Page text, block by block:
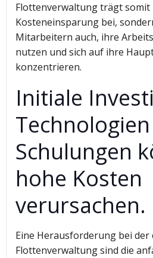
Flottenverwaltung trägt
Kosteneinsparung bei,
Mitarbeitern auch, ihre
nutzen und sich auf ihre
konzentrieren.
Initiale
Schulungen
hohe Kosten
verursachen.
Eine Herausforderung bei der
Flottenverwaltung sind die